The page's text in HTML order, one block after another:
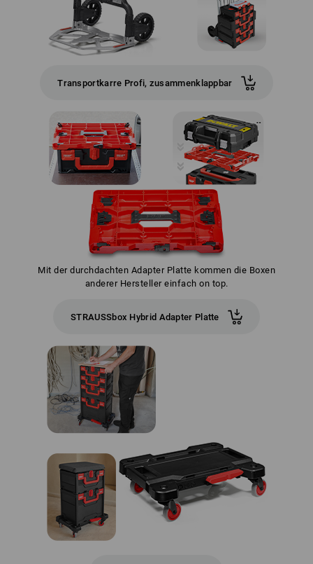
Transportkarre Profi, zusammenklappbar
Mit der durchdachten Adapter Platte kommen die Boxen
anderer Hersteller einfach on top.
STRAUSSbox Hybrid Adapter Platte